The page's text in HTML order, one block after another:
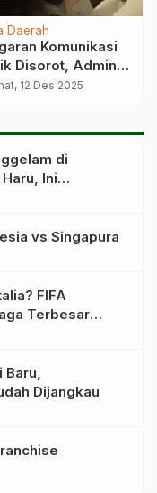
Daerah
Komunikasi
Disorot, Admin
Tasikmalaya Dilatih
12 Des 2025
di
Ini
vs Singapura
FIFA
Terbesar
Baru,
Dijangkau